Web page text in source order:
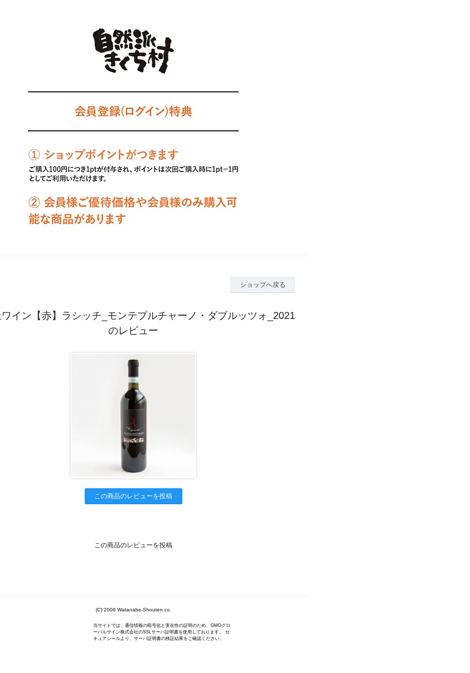
ショップへ戻る
イン【赤】ラシッチ_モンテプルチャーノ・ダブルッツォ_2021
のレビュー
この商品のレビューを投稿
この商品のレビューを投稿
(C) 2006 Watanabe-Shouten co.
当サイトでは、通信情報の暗号化と実在性の証明のため、GMOグロ
ーバルサイン株式会社のSSLサーバ証明書を使用しております。 セ
キュアシールより、サーバ証明書の検証結果をご確認ください。